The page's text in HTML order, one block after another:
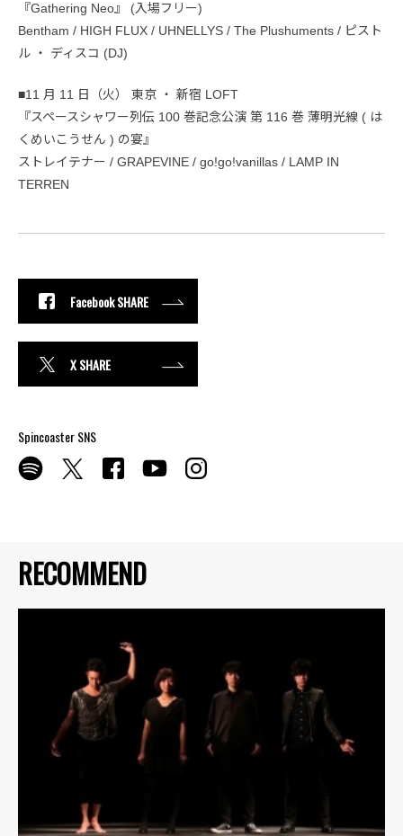
RECOMMEND
『Gathering Neo』 (入場フリー)
Bentham / HIGH FLUX / UHNELLYS / The Plushuments / ピスト
ル ・ ディスコ (DJ)
■11 月 11 日（火） 東京 ・ 新宿 LOFT
『スペースシャワー列伝 100 巻記念公演 第 116 巻 薄明光線 ( は
くめいこうせん ) の宴』
ストレイテナー / GRAPEVINE / go!go!vanillas / LAMP IN
TERREN
Facebook SHARE
X SHARE
Spincoaster SNS